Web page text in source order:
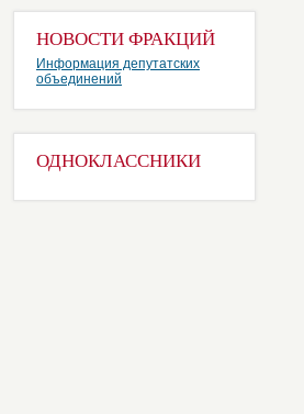
НОВОСТИ ФРАКЦИЙ
Информация депутатских
объединений
ОДНОКЛАССНИКИ